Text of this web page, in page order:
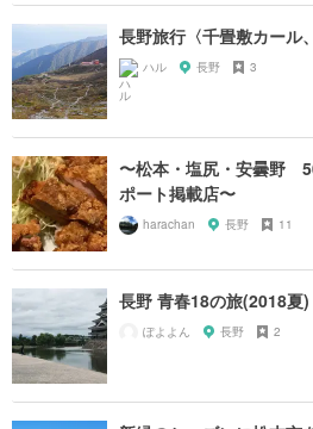
長野旅行〈千畳敷カール
ハル 長野 3
〜松本・塩尻・安曇野
ポート掲載店〜
harachan 長野 11
長野 青春18の旅(2018夏)
ぽよよん 長野 2